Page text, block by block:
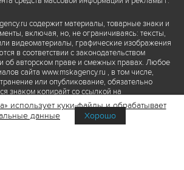
содержит материалы, товарные знаки и
включая, но, не ограничиваясь: тексты,
видеоматериалы, графические изображения
в соответствии с законодательством
об авторском праве и смежных правах. Любое
сайта www.mskagency.ru , в том числе,
или опубликование, обязательно
знаком копирайт со ссылкой на
«Москва Медиа», а также гиперссылкой на сайт
на первоисточник информации. Переработка
не допускается.
использует куки-файлы и обрабатывает
данные
Хорошо